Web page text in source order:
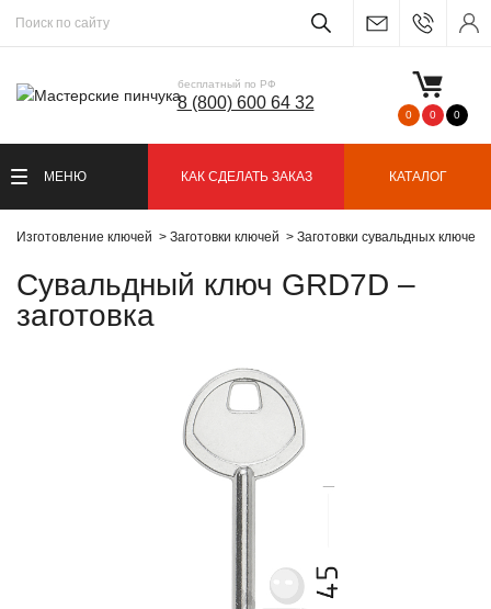
бесплатный по РФ
8 (800) 600 64 32
0 0 0
МЕНЮ КАК СДЕЛАТЬ ЗАКАЗ КАТАЛОГ
Изготовление ключей Заготовки ключей Заготовки сувальдных ключей
Сувальдный ключ GRD7D –
заготовка